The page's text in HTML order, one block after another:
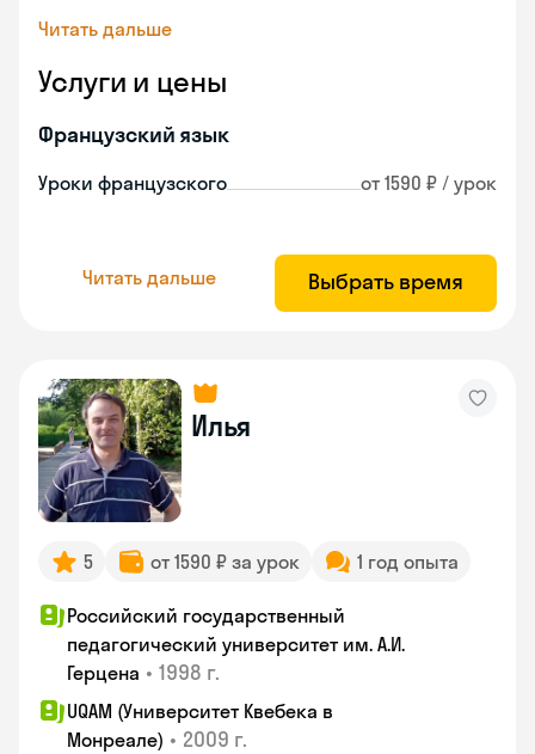
Читать дальше
Услуги и цены
Французский язык
Уроки французского от 1590 ₽ / урок
Читать дальше Выбрать время
Илья
5 от 1590 ₽ за урок 1 год опыта
Российский государственный
педагогический университет им. А.И.
Герцена • 1998 г.
UQAM (Университет Квебека в
Монреале) • 2009 г.